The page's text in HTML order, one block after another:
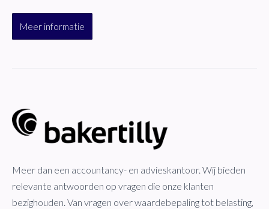
Meer informatie
Meer dan een accountancy- en advieskantoor. Wij bieden
relevante antwoorden op vragen die onze klanten
bezighouden. Van vragen over waardebepaling tot belasting,